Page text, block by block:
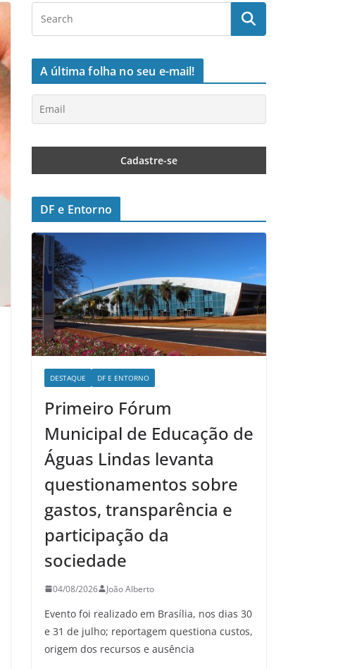
A última folha no seu e-mail!
DF e Entorno
DESTAQUE DF E ENTORNO
Primeiro Fórum
Municipal de Educação de
Águas Lindas levanta
questionamentos sobre
gastos, transparência e
participação da
sociedade
04/08/2026 João Alberto
Evento foi realizado em Brasília, nos dias 30
e 31 de julho; reportagem questiona custos,
origem dos recursos e ausência